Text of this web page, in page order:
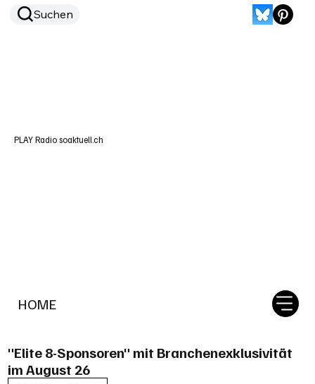
HOME
Suchen
PLAY Radio soaktuell.ch
"Elite 8-Sponsoren" mit Branchenexklusivität
im August 26